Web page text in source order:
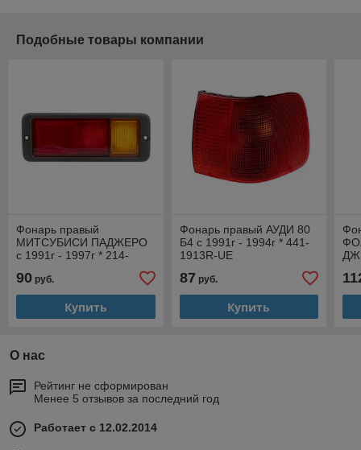
Подобные товары компании
Фонарь правый
МИТСУБИСИ ПАДЖЕРО
с 1991г - 1997г * 214-
90 руб.
Купить
Фонарь правый АУДИ 80
Б4 с 1991г - 1994г * 441-
1913R-UE
87 руб.
Купить
О нас
Рейтинг не сформирован
Менее 5 отзывов за последний год
Работает с 12.02.2014